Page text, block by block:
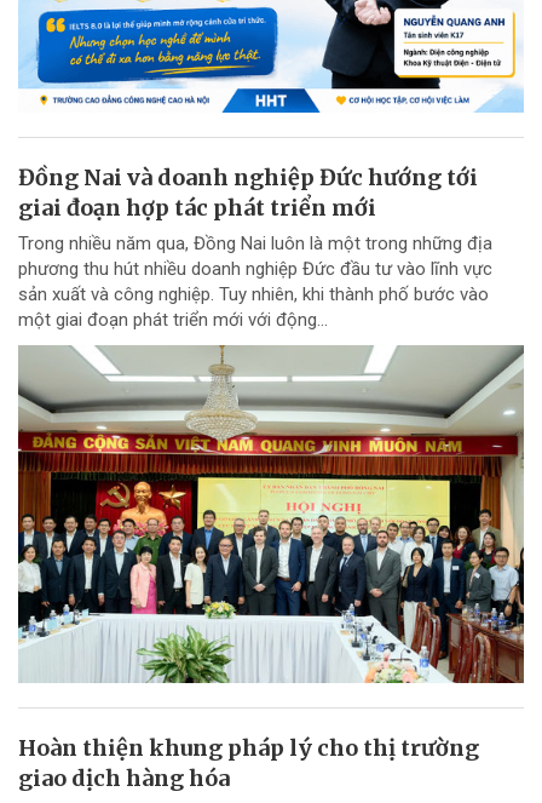
Đồng Nai và doanh nghiệp Đức hướng tới
giai đoạn hợp tác phát triển mới
Trong nhiều năm qua, Đồng Nai luôn là một trong những địa
phương thu hút nhiều doanh nghiệp Đức đầu tư vào lĩnh vực
sản xuất và công nghiệp. Tuy nhiên, khi thành phố bước vào
một giai đoạn phát triển mới với động...
Hoàn thiện khung pháp lý cho thị trường
giao dịch hàng hóa